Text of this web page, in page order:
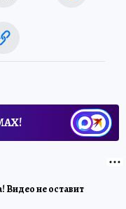
Видео не оставит